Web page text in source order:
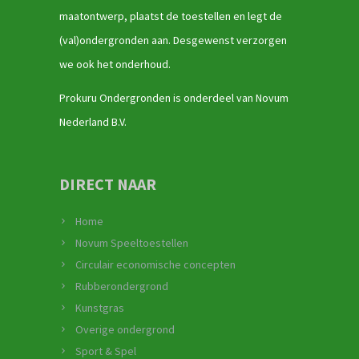
maatontwerp, plaatst de toestellen en legt de
(val)ondergronden aan. Desgewenst verzorgen
we ook het onderhoud.
Prokuru Ondergronden is onderdeel van Novum
Nederland B.V.
DIRECT NAAR
Home
Novum Speeltoestellen
Circulair economische concepten
Rubberondergrond
Kunstgras
Overige ondergrond
Sport & Spel